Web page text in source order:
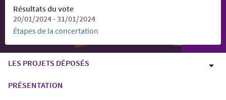
Résultats du vote
20/01/2024 - 31/01/2024
Étapes de la concertation
LES PROJETS DÉPOSÉS
PRÉSENTATION